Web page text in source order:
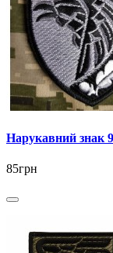
Нарукавний знак
85грн